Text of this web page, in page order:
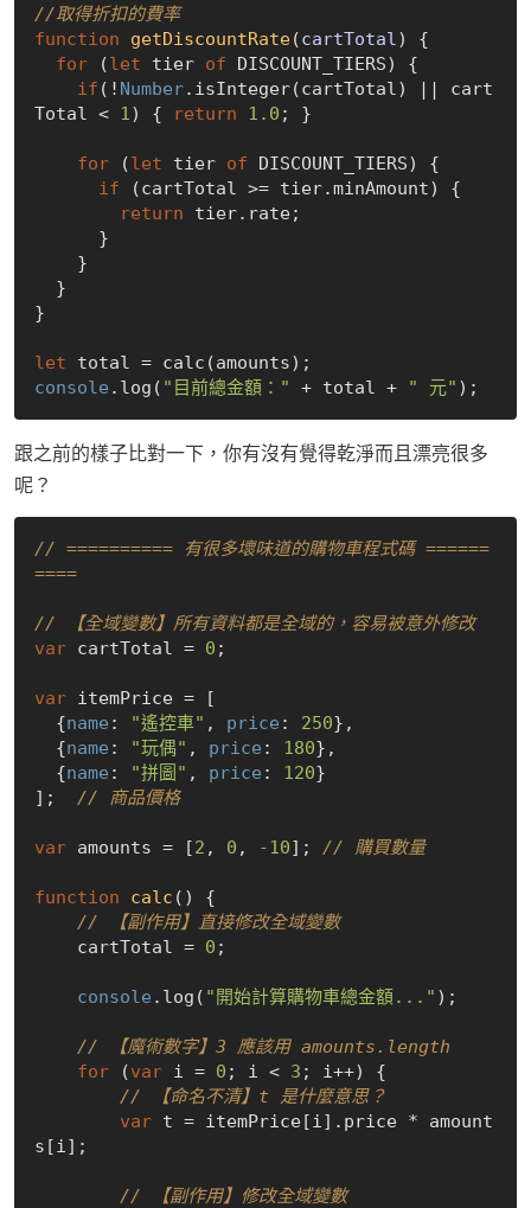
//取得折扣的費率
function
getDiscountRate(cartTotal) {
for (let tier of DISCOUNT_TIERS) {
if (! Number.isInteger(cartTotal) || cart
Total < 1) { return 1.0 ; }
for (let tier of DISCOUNT_TIERS) {
if (cartTotal >= tier.minAmount) {
return tier.rate;
}
let
console .log( "目前總金額：" + total + " 元"
跟之前的樣子比對一下，你有沒有覺得乾淨而且漂亮很多
呢？
// ========== 有很多壞味道的購物車程式碼 ======
====
// 【全域變數】所有資料都是全域的，容易被意外修改
var cartTotal = 0 ;
var itemPrice = [
  {
name : "遙控車" , price : 250},
  {
name : "玩偶" , price : 180},
  {
name : "拼圖" , price : 120}
]; // 商品價格
var amounts = [2 , 0 , -10]; // 購買數量
function calc ( ) {
// 【副作用】直接修改全域變數
    cartTotal =
0 ;
console .log( "開始計算購物車總金額..." );
// 【魔術數字】3 應該用 amounts.length
for (var i = 0 ; i < 3 ; i++) {
// 【命名不清】t 是什麼意思？
var t = itemPrice[i].price * amount
s[i];
// 【副作用】修改全域變數